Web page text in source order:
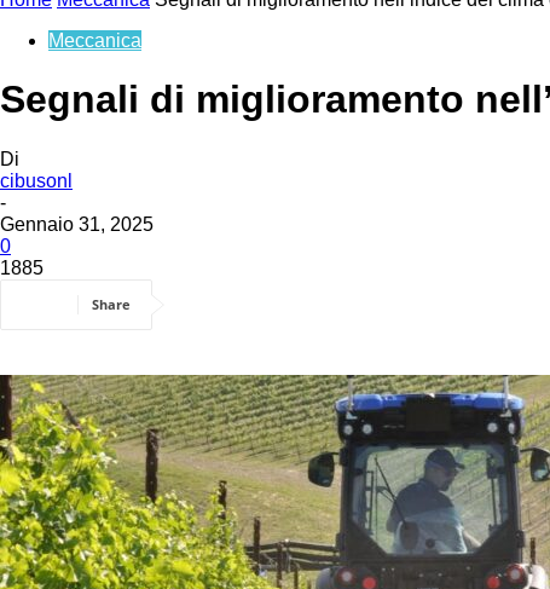
Meccanica
Segnali di miglioramento
Di
cibusonl
-
Gennaio 31, 2025
0
1885
Share